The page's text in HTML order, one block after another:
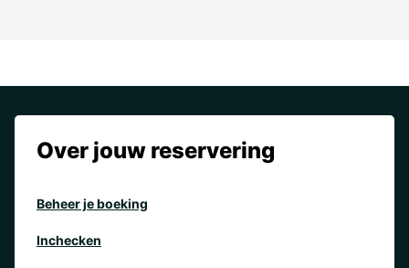
Over jouw reservering
Beheer je boeking
Inchecken